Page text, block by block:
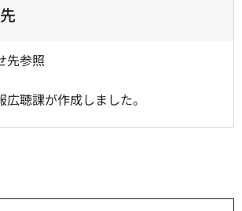
先参照
聴課が作成しました。